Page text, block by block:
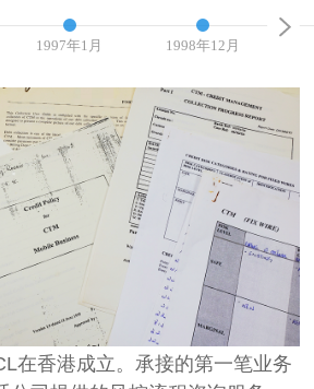
1997年1月
1998年12月
在香港成立。承接的第一笔业务